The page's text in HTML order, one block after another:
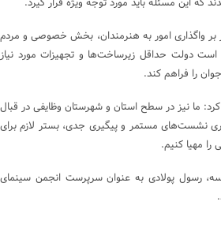
واگذاری امور به هنرمندان، بخش خصوصی و مردم
حداقل زیرساخت‌ها و تجهیزات مورد نیاز
را فراهم کند.
ما نیز در سطح استان و شهرستان وظایفی در قبال
نشست‌های مستمر و پیگیری جدی، بستر لازم برای
مهیا کنیم.
رسول پولادی به عنوان سرپرست انجمن سینمای